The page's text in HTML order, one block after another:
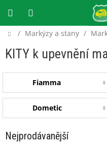
obsah
CZK
Domů
/ Markýzy a stany /
KITY k upevnění
Fiamma
Dometic
Nejprodávanější